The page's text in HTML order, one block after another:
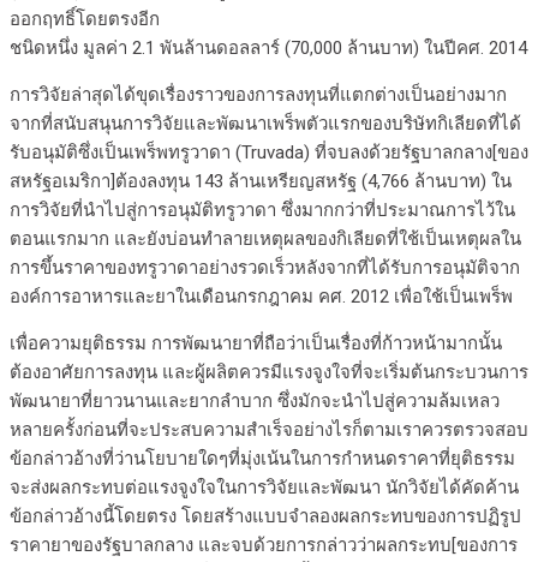
ออกฤทธิ์โดยตรงอีก
ชนิดหนึ่ง มูลค่า 2.1 พันล้านดอลลาร์ (70,000 ล้านบาท) ในปีคศ. 2014
การวิจัยล่าสุดได้ขุดเรื่องราวของการลงทุนที่แตกต่างเป็นอย่างมาก
จากที่สนับสนุนการวิจัยและพัฒนาเพร็พตัวแรกของบริษัทกิเลียดที่ได้
รับอนุมัติซึ่งเป็นเพร็พทรูวาดา (Truvada) ที่จบลงด้วยรัฐบาลกลาง[ของ
สหรัฐอเมริกา]ต้องลงทุน 143 ล้านเหรียญสหรัฐ (4,766 ล้านบาท) ใน
การวิจัยที่นำไปสู่การอนุมัติทรูวาดา ซึ่งมากกว่าที่ประมาณการไว้ใน
ตอนแรกมาก และยังบ่อนทำลายเหตุผลของกิเลียดที่ใช้เป็นเหตุผลใน
การขึ้นราคาของทรูวาดาอย่างรวดเร็วหลังจากที่ได้รับการอนุมัติจาก
องค์การอาหารและยาในเดือนกรกฎาคม คศ. 2012 เพื่อใช้เป็นเพร็พ
เพื่อความยุติธรรม การพัฒนายาที่ถือว่าเป็นเรื่องที่ก้าวหน้ามากนั้น
ต้องอาศัยการลงทุน และผู้ผลิตควรมีแรงจูงใจที่จะเริ่มต้นกระบวนการ
พัฒนายาที่ยาวนานและยากลำบาก ซึ่งมักจะนำไปสู่ความล้มเหลว
หลายครั้งก่อนที่จะประสบความสำเร็จอย่างไรก็ตามเราควรตรวจสอบ
ข้อกล่าวอ้างที่ว่านโยบายใดๆที่มุ่งเน้นในการกำหนดราคาที่ยุติธรรม
จะส่งผลกระทบต่อแรงจูงใจในการวิจัยและพัฒนา นักวิจัยได้คัดค้าน
ข้อกล่าวอ้างนี้โดยตรง โดยสร้างแบบจำลองผลกระทบของการปฏิรูป
ราคายาของรัฐบาลกลาง และจบด้วยการกล่าวว่าผลกระทบ[ของการ